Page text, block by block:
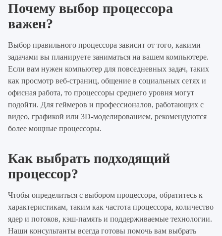
Почему выбор процессора
важен?
Выбор правильного процессора зависит от того, какими
задачами вы планируете заниматься на вашем компьютере.
Если вам нужен компьютер для повседневных задач, таких
как просмотр веб-страниц, общение в социальных сетях и
офисная работа, то процессоры среднего уровня могут
подойти. Для геймеров и профессионалов, работающих с
видео, графикой или 3D-моделированием, рекомендуются
более мощные процессоры.
Как выбрать подходящий
процессор?
Чтобы определиться с выбором процессора, обратитесь к
характеристикам, таким как частота процессора, количество
ядер и потоков, кэш-память и поддерживаемые технологии.
Наши консультанты всегда готовы помочь вам выбрать